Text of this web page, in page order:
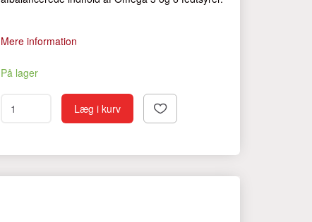
Mere information
På lager
Læg i kurv